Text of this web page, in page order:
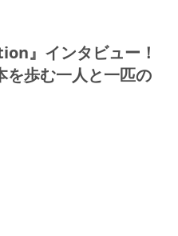
』インタビュー！
を歩む一人と一匹の